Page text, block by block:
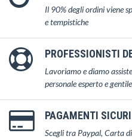
Il 90% degli ordini viene
e tempistiche
PROFESSIONISTI
Lavoriamo e diamo
personale esperto e
PAGAMENTI SICURI
Scegli tra Paypal, Carta